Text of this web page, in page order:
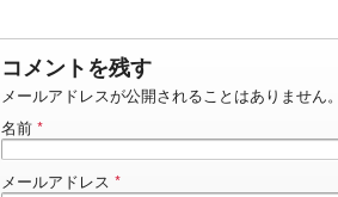
コメントを残す
メールアドレスが公開されることはありません。
名前 *
メールアドレス *